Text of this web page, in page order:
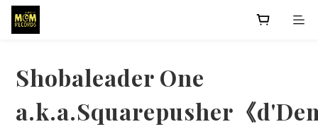
Shobaleader One
a.k.a.Squarepusher《